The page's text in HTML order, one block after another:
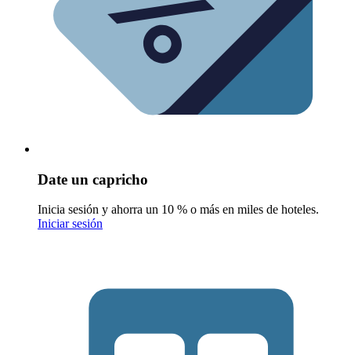
Date un capricho
Inicia sesión y ahorra un 10 % o más en miles de hoteles.
Iniciar sesión